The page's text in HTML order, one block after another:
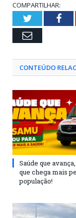
COMPARTILHAR:
Twitter
Email
CONTEÚDO
Saúde que
que chega mais
população!